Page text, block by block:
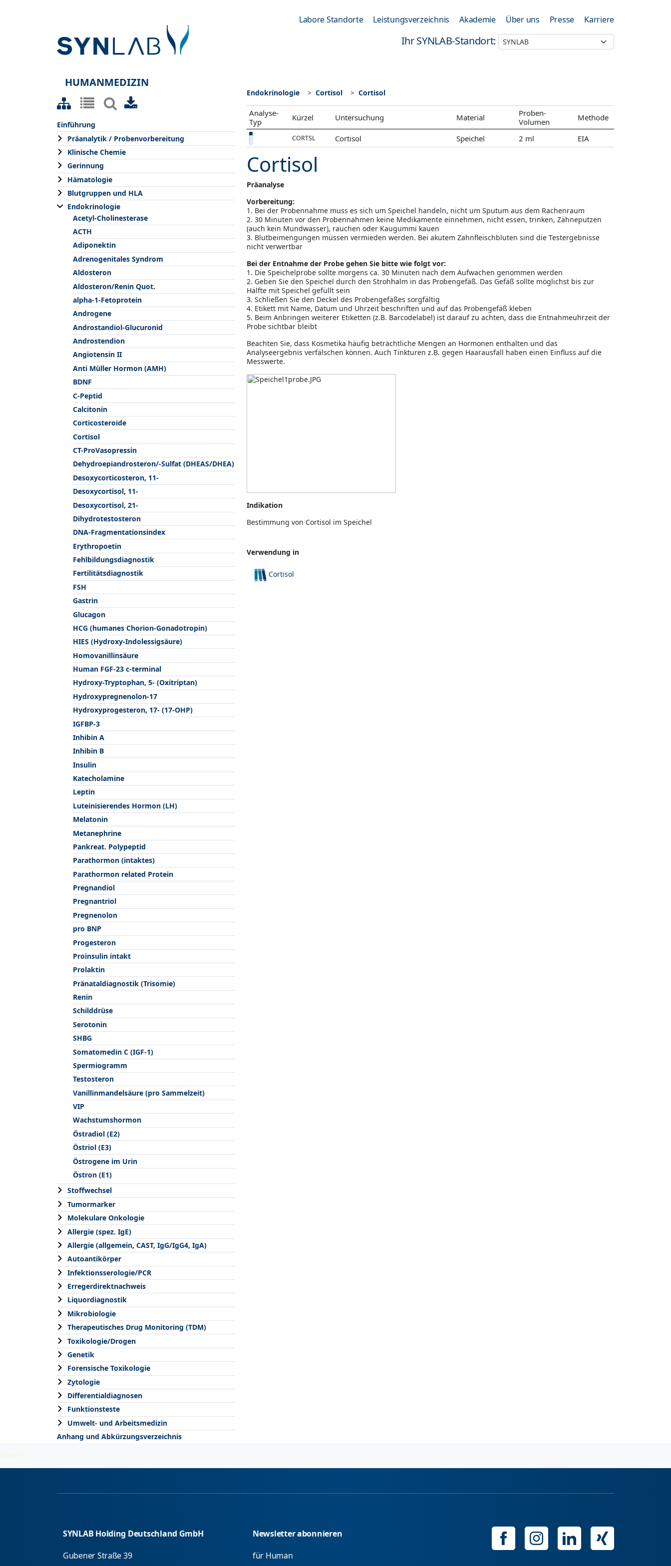
Labore Standorte Leistungsverzeichnis Akademie Über uns Presse Karriere
Ihr SYNLAB-Standort:
HUMANMEDIZIN
Einführung
Präanalytik / Probenvorbereitung
Klinische Chemie
Gerinnung
Hämatologie
Blutgruppen und HLA
Endokrinologie
Acetyl-Cholinesterase
ACTH
Adiponektin
Adrenogenitales Syndrom
Aldosteron
Aldosteron/Renin Quot.
alpha-1-Fetoprotein
Androgene
Androstandiol-Glucuronid
Androstendion
Angiotensin II
Anti Müller Hormon (AMH)
BDNF
C-Peptid
Calcitonin
Corticosteroide
Cortisol
CT-ProVasopressin
Dehydroepiandrosteron/-Sulfat (DHEAS/DHEA)
Desoxycorticosteron, 11-
Desoxycortisol, 11-
Desoxycortisol, 21-
Dihydrotestosteron
DNA-Fragmentationsindex
Erythropoetin
Fehlbildungsdiagnostik
Fertilitätsdiagnostik
FSH
Gastrin
Glucagon
HCG (humanes Chorion-Gonadotropin)
HIES (Hydroxy-Indolessigsäure)
Homovanillinsäure
Human FGF-23 c-terminal
Hydroxy-Tryptophan, 5- (Oxitriptan)
Hydroxypregnenolon-17
Hydroxyprogesteron, 17- (17-OHP)
IGFBP-3
Inhibin A
Inhibin B
Insulin
Katecholamine
Leptin
Luteinisierendes Hormon (LH)
Melatonin
Metanephrine
Pankreat. Polypeptid
Parathormon (intaktes)
Parathormon related Protein
Pregnandiol
Pregnantriol
Pregnenolon
pro BNP
Progesteron
Proinsulin intakt
Prolaktin
Pränataldiagnostik (Trisomie)
Renin
Schilddrüse
Serotonin
SHBG
Somatomedin C (IGF-1)
Spermiogramm
Testosteron
Vanillinmandelsäure (pro Sammelzeit)
VIP
Wachstumshormon
Östradiol (E2)
Östriol (E3)
Östrogene im Urin
Östron (E1)
Stoffwechsel
Tumormarker
Molekulare Onkologie
Allergie (spez. IgE)
Allergie (allgemein, CAST, IgG/IgG4, IgA)
Autoantikörper
Infektionsserologie/PCR
Erregerdirektnachweis
Liquordiagnostik
Mikrobiologie
Therapeutisches Drug Monitoring (TDM)
Toxikologie/Drogen
Genetik
Forensische Toxikologie
Zytologie
Differentialdiagnosen
Funktionsteste
Umwelt- und Arbeitsmedizin
Anhang und Abkürzungsverzeichnis
Endokrinologie Cortisol Cortisol
Analyse-
Typ
Kürzel Untersuchung Material
Proben-
Volumen
Methode
CORTSL Cortisol Speichel 2 ml EIA
Cortisol
Präanalyse
Vorbereitung:
1. Bei der Probennahme muss es sich um Speichel handeln, nicht um Sputum aus dem Rachenraum
2. 30 Minuten vor den Probennahmen keine Medikamente einnehmen, nicht essen, trinken, Zähneputzen
(auch kein Mundwasser), rauchen oder Kaugummi kauen
3. Blutbeimengungen müssen vermieden werden. Bei akutem Zahnfleischbluten sind die Testergebnisse
nicht verwertbar
Bei der Entnahme der Probe gehen Sie bitte wie folgt vor:
1. Die Speichelprobe sollte morgens ca. 30 Minuten nach dem Aufwachen genommen werden
2. Geben Sie den Speichel durch den Strohhalm in das Probengefäß. Das Gefäß sollte möglichst bis zur
Hälfte mit Speichel gefüllt sein
3. Schließen Sie den Deckel des Probengefäßes sorgfältig
4. Etikett mit Name, Datum und Uhrzeit beschriften und auf das Probengefäß kleben
5. Beim Anbringen weiterer Etiketten (z.B. Barcodelabel) ist darauf zu achten, dass die Entnahmeuhrzeit der
Probe sichtbar bleibt
Beachten Sie, dass Kosmetika häufig beträchtliche Mengen an Hormonen enthalten und das
Analyseergebnis verfälschen können. Auch Tinkturen z.B. gegen Haarausfall haben einen Einfluss auf die
Messwerte.
Indikation
Bestimmung von Cortisol im Speichel
Verwendung in
Cortisol
2026-08-07
SYNLAB Holding Deutschland GmbH
Gubener Straße 39
Newsletter abonnieren
für Human